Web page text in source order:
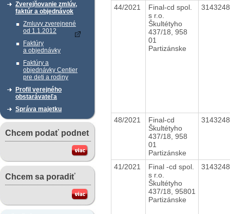
Zverejňovanie zmlúv,
faktúr a objednávok
Zmluvy zverejnené
od 1.1.2012
Faktúry
a objednávky
Faktúry a
objednávky Centier
pre deti a rodiny
Profil verejného
obstarávateľa
Správa majetku
Chcem podať podnet
Chcem sa poradiť
44/2021
Final-cd spol.
s r.o.
Škultétyho
437/18, 958
01
Partizánske
48/2021
Final-cd
Škultétyho
437/18, 958
01
Partizánske
41/2021
Final -cd spol.
s r.o.
Škultétyho
437/18, 95801
Partizánske